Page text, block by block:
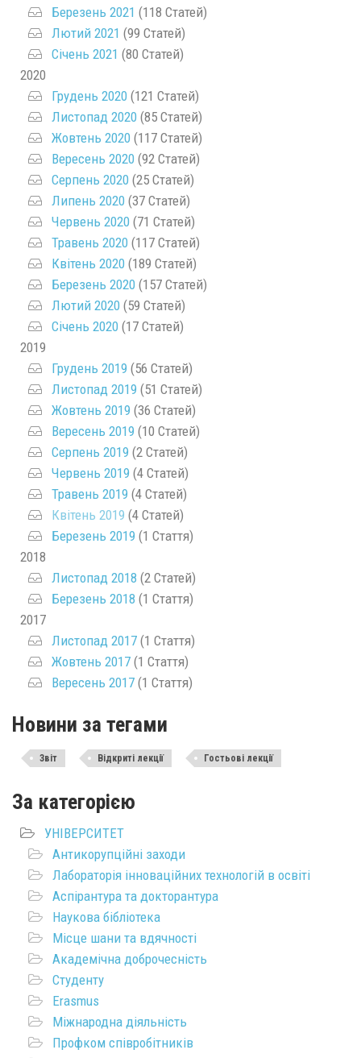
Березень 2021 (118 Статей)
Лютий 2021 (99 Статей)
Січень 2021 (80 Статей)
2020
Грудень 2020 (121 Статей)
Листопад 2020 (85 Статей)
Жовтень 2020 (117 Статей)
Вересень 2020 (92 Статей)
Серпень 2020 (25 Статей)
Липень 2020 (37 Статей)
Червень 2020 (71 Статей)
Травень 2020 (117 Статей)
Квітень 2020 (189 Статей)
Березень 2020 (157 Статей)
Лютий 2020 (59 Статей)
Січень 2020 (17 Статей)
2019
Грудень 2019 (56 Статей)
Листопад 2019 (51 Статей)
Жовтень 2019 (36 Статей)
Вересень 2019 (10 Статей)
Серпень 2019 (2 Статей)
Червень 2019 (4 Статей)
Травень 2019 (4 Статей)
Квітень 2019 (4 Статей)
Березень 2019 (1 Стаття)
2018
Листопад 2018 (2 Статей)
Березень 2018 (1 Стаття)
2017
Листопад 2017 (1 Стаття)
Жовтень 2017 (1 Стаття)
Вересень 2017 (1 Стаття)
Новини за тегами
Звіт Відкриті лекції Гостьові лекції
За категорією
УНІВЕРСИТЕТ
Антикорупційні заходи
Лабораторія інноваційних технологій в освіті
Аспірантура та докторантура
Наукова бібліотека
Місце шани та вдячності
Академічна доброчесність
Студенту
Erasmus
Міжнародна діяльність
Профком співробітників